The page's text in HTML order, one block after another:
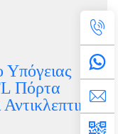
Υπόγειας
Πόρτα